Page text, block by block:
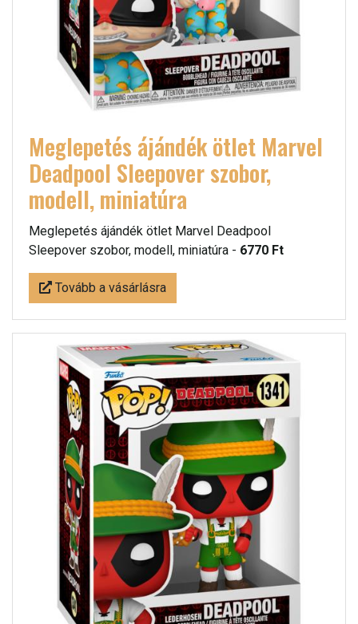
Meglepetés ájándék ötlet Marvel
Deadpool Sleepover szobor,
modell, miniatúra
Meglepetés ájándék ötlet Marvel Deadpool
Sleepover szobor, modell, miniatúra - 6770 Ft
Tovább a vásárlásra